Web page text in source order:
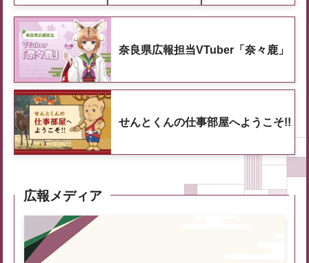
奈良県広報担当VTuber「奈々鹿」
せんとくんの仕事部屋へようこそ!!
広報メディア